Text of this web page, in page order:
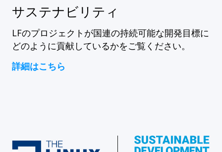
サステナビリティ
LFのプロジェクトが国連の持続可能な開発目標に
どのように貢献しているかをご覧ください。
詳細はこちら